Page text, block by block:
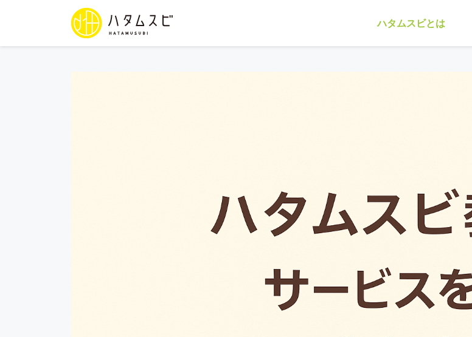
ハタムスビとは